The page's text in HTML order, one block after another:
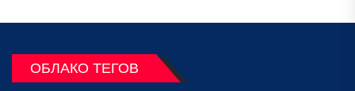
ОБЛАКО ТЕГОВ